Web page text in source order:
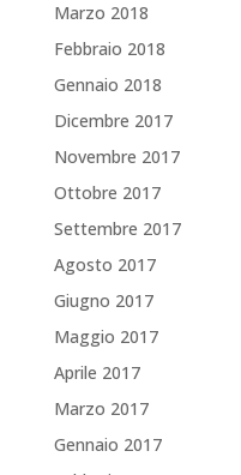
Marzo 2018
Febbraio 2018
Gennaio 2018
Dicembre 2017
Novembre 2017
Ottobre 2017
Settembre 2017
Agosto 2017
Giugno 2017
Maggio 2017
Aprile 2017
Marzo 2017
Gennaio 2017